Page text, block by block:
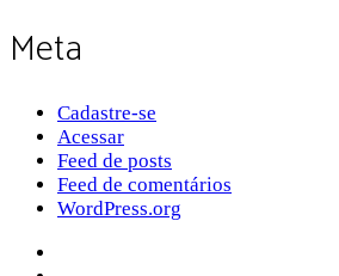
Meta
Cadastre-se
Acessar
Feed de posts
Feed de comentários
WordPress.org